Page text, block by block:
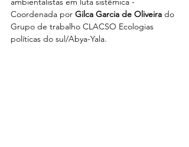
Coordenada por Gilca Garcia de Oliveira do
Grupo de trabalho CLACSO Ecologias
políticas do sul/Abya-Yala.